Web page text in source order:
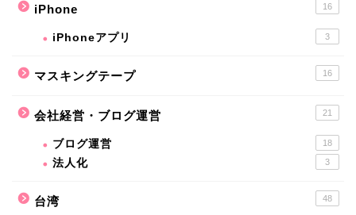
iPhone 16
iPhoneアプリ 3
マスキングテープ 16
会社経営・ブログ運営 21
ブログ運営 18
法人化 3
台湾 48